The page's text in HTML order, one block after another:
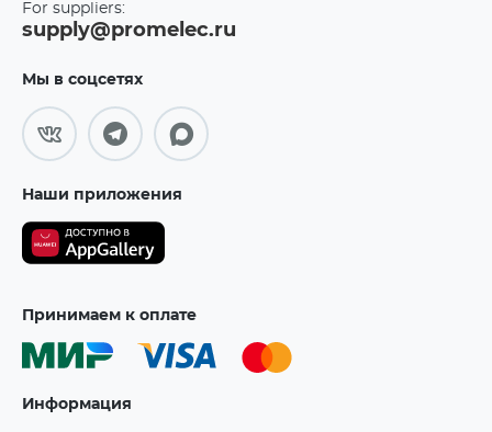
For suppliers:
supply@promelec.ru
Мы в соцсетях
Наши приложения
Принимаем к оплате
Информация